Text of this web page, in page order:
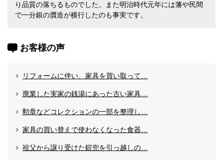
り品質の落ちるものでした。また明治時代元年には藩や民間
で一分銀の贋造が横行したのも事実です。
お客様の声
リフォームに伴い、家具を買い取って…
廃業した実家の銭湯にあった古い家具…
勲章などコレクションの一部を整理し…
家具の買い替えで使わなくなった食器…
祖父から譲り受けた鎧兜を引っ越しの…